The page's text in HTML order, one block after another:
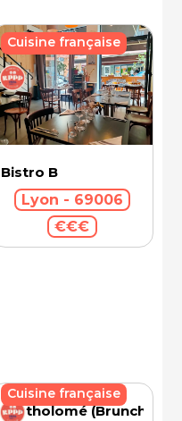
Bistro B
Lyon - 69006
€€€
Cuisine française
Bartholomé (Brunch)
Cuisine française